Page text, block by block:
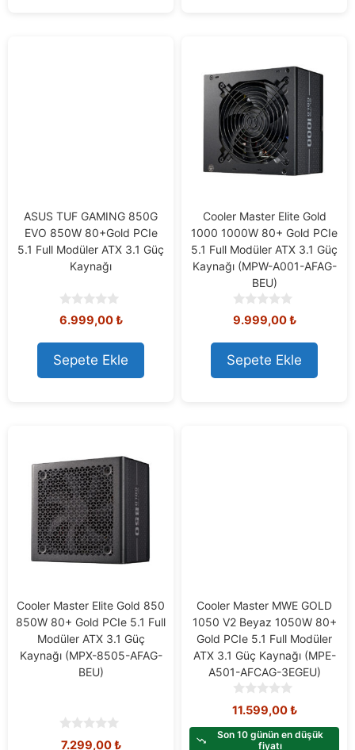
ASUS TUF GAMING 850G
EVO 850W 80+Gold PCIe
5.1 Full Modüler ATX 3.1 Güç
Kaynağı
0
o
u
t
o
f
6.999,00₺
Sepete Ekle
Cooler Master Elite Gold
1000 1000W 80+ Gold PCIe
5.1 Full Modüler ATX 3.1 Güç
Kaynağı (MPW-A001-AFAG-
BEU)
0
o
u
t
o
f
9.999,00₺
Sepete Ekle
Cooler Master Elite Gold 850
850W 80+ Gold PCIe 5.1 Full
Modüler ATX 3.1 Güç
Kaynağı (MPX-8505-AFAG-
BEU)
0
7.299,00₺
Cooler Master MWE GOLD
1050 V2 Beyaz 1050W 80+
Gold PCIe 5.1 Full Modüler
ATX 3.1 Güç Kaynağı (MPE-
A501-AFCAG-3EGEU)
0
o
u
11.599,00₺
Son 10 günün en düşük
fiyatı